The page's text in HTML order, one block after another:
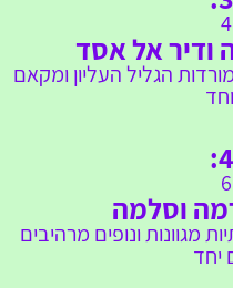
ודיר אל אסד
הגליל העליון ומקאם
וסלמה
מגוונות ונופים מרהיבים
יחד